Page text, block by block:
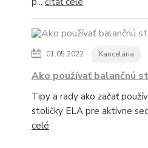
01.05.2022 Kancelária
Ako používať balančnú
Tipy a rady ako začať
stoličky ELA pre aktívne
celé